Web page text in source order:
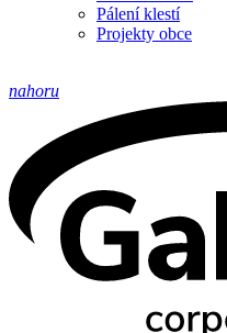
Pálení klestí
Projekty obce
nahoru